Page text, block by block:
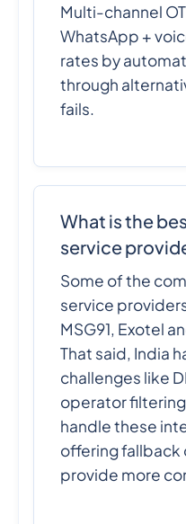
Multi-channel
WhatsApp +
rates by
through
fails.
What is the
service
Some of the
service
MSG91, Exotel
That said, India
challenges like
operator
handle these
offering
provide more